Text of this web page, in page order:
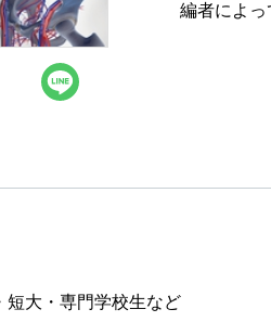
編者によっ
短大・専門学校生など